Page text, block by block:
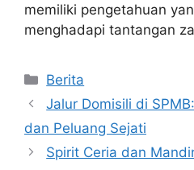
memiliki pengetahuan
menghadapi tantangan
Kategori
Berita
Jalur Domisili di
dan Peluang Sejati
Spirit Ceria dan